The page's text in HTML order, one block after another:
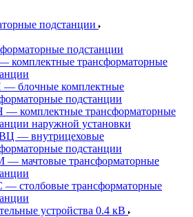
подстанции
подстанции
комплектные трансформаторные
блочные комплектные
подстанции
комплектные трансформаторные
наружной установки
— внутрицеховые
подстанции
мачтовые трансформаторные
столбовые трансформаторные
устройства 0.4 кВ